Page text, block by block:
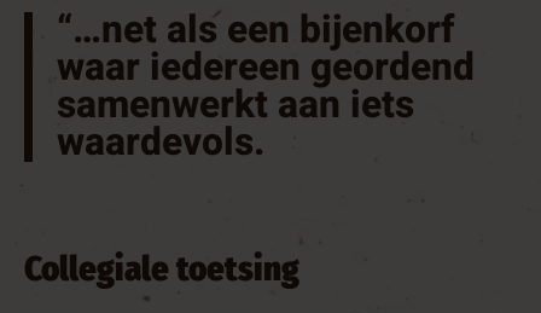
“…net als een bijenkorf
waar iedereen geordend
samenwerkt aan iets
waardevols.
Collegiale toetsing